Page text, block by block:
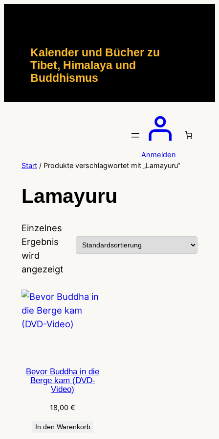
Kalender und Bücher zu
Tibet, Himalaya und
Buddhismus
Anmelden
Start/ Produkte verschlagwortet mit „Lamayuru“
Lamayuru
Einzelnes
Ergebnis
wird
angezeigt
Bevor Buddha in die
Berge kam (DVD-
Video)
18,00€
In den Warenkorb